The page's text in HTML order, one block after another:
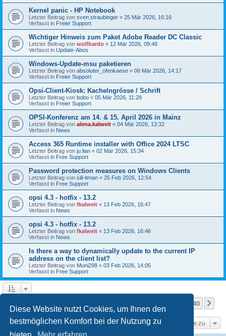
Diese Website nutzt Cookies, um Ihnen den
bestmöglichen Komfort bei der Nutzung zu
Kernel panic - HP Notebook
Letzter Beitrag von sven.straubinger « 25 Mär 2026, 16:16
Verfasst in Freier Support
Wichtiger Hinweis zum Paket Adobe Reader DC Classic
Letzter Beitrag von wolfbardo « 12 Mär 2026, 09:48
Verfasst in Update-Abos
Windows-Update-msu paketieren
Letzter Beitrag von absoluter_ofenkaese « 06 Mär 2026, 14:17
Verfasst in Freier Support
Opsi-Client-Kiosk: Kachelngrösse / Schrift
Letzter Beitrag von bobo « 05 Mär 2026, 11:28
Verfasst in Freier Support
OPSI-Konferenz am 14. & 15. April 2026 in Mainz
Letzter Beitrag von alena.kalweit « 04 Mär 2026, 13:32
Verfasst in News
Access 365 Runtime installer with Office 2024 LTSC
Letzter Beitrag von ju.lian « 02 Mär 2026, 15:34
Verfasst in Free Support
Password protection measures on Windows Clients
Letzter Beitrag von siil-itman « 25 Feb 2026, 12:54
Verfasst in Free Support
opsi 4.3 - hotfix - 13.2
Letzter Beitrag von fkalweit « 13 Feb 2026, 16:47
Verfasst in News
opsi 4.3 - hotfix - 13.2
Letzter Beitrag von fkalweit « 13 Feb 2026, 16:46
Verfasst in News
Is there a way to dynamically update to the current IP
address on the client list?
Letzter Beitrag von Muni298 « 03 Feb 2026, 14:05
Verfasst in Free Support
40
Gehe zu